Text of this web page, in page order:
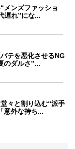
メンズファッショ
遅れ”にな...
テを悪化させるNG
のダルさ”...
々と割り込む“派手
意外な持ち...